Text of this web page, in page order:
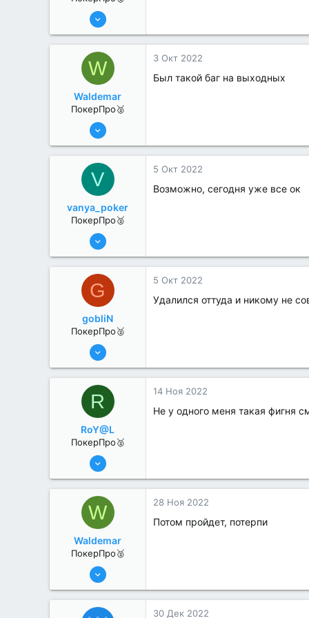
13 Июн 2022
3
W
Waldemar
ПокерПро🥈
25 Июл 2022
1
3 Окт 2022
Был такой баг на выходных
V
vanya_poker
ПокерПро🥈
8 Июн 2022
0
5 Окт 2022
Возможно, сегодня уже все ок
G
gobliN
ПокерПро🥈
8 Июн 2022
2
5 Окт 2022
Удалился оттуда и никому не
R
RoY@L
ПокерПро🥈
25 Июл 2022
1
14 Ноя 2022
Не у одного меня такая фигня
W
Waldemar
ПокерПро🥈
25 Июл 2022
1
28 Ноя 2022
Потом пройдет, потерпи
30 Дек 2022